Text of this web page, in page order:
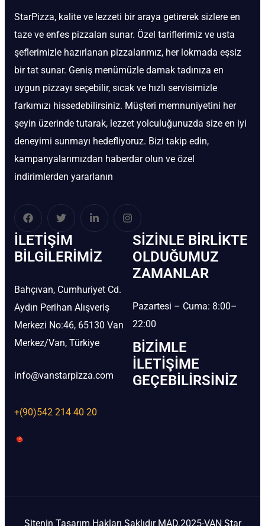
StarPizza, kalite ve lezzeti bir araya getirerek sizlere en
taze ve enfes pizzaları sunar. Özel tariflerimiz ve usta
şeflerimizle hazırlanan pizzalarımız, her lokmada eşsiz
bir tat sunar. Geniş menümüzle damak tadınıza en
uygun pizzayı seçebilir, sıcak ve hızlı servisimizle
farkımızı hissedebilirsiniz. Müşteri memnuniyetini her
şeyin üzerinde tutarak, lezzet yolculuğunuzda size en iyi
deneyimi sunmayı hedefliyoruz. Bizi takip edin,
kampanyalarımızdan haberdar olun ve özel
indirimlerden yararlanın
İLETIŞIM
BİLGILERIMIZ
Bahçıvan, Cumhuriyet Cd.
Aydın Perihan Alışveriş
Merkezi No:46, 65130 Van
Merkez/Van, Türkiye
info@vanstarpizza.com
+(90)542 214 40 20
SIZINLE BIRLIKTE
OLDUĞUMUZ
ZAMANLAR
Pazartesi – Cuma: 8:00–
22:00
BIZIMLE
İLETIŞIME
GEÇEBILIRSINIZ
Sitenin Tasarım Hakları Saklıdır MAD.2025-VAN Star